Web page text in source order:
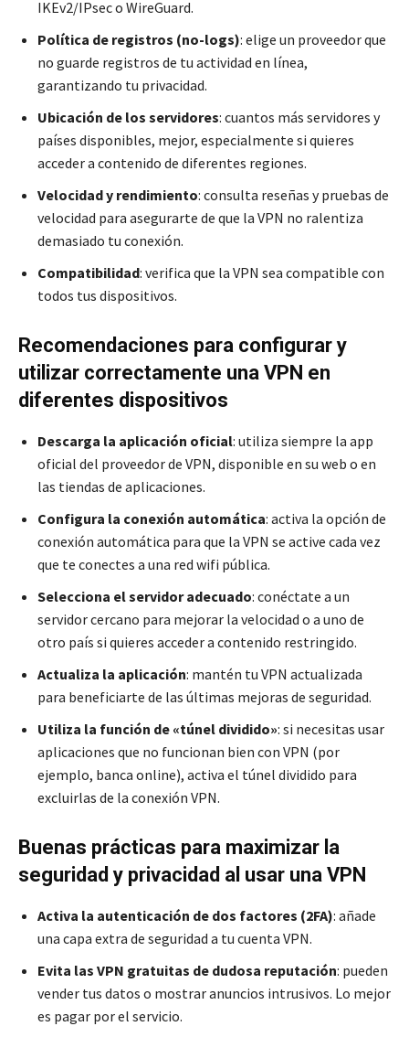
IKEv2/IPsec o WireGuard.
Política de registros (no-logs): elige un proveedor que
no guarde registros de tu actividad en línea,
garantizando tu privacidad.
Ubicación de los servidores: cuantos más servidores y
países disponibles, mejor, especialmente si quieres
acceder a contenido de diferentes regiones.
Velocidad y rendimiento: consulta reseñas y pruebas de
velocidad para asegurarte de que la VPN no ralentiza
demasiado tu conexión.
Compatibilidad: verifica que la VPN sea compatible con
todos tus dispositivos.
Recomendaciones para configurar y
utilizar correctamente una VPN en
diferentes dispositivos
Descarga la aplicación oficial: utiliza siempre la app
oficial del proveedor de VPN, disponible en su web o en
las tiendas de aplicaciones.
Configura la conexión automática: activa la opción de
conexión automática para que la VPN se active cada vez
que te conectes a una red wifi pública.
Selecciona el servidor adecuado: conéctate a un
servidor cercano para mejorar la velocidad o a uno de
otro país si quieres acceder a contenido restringido.
Actualiza la aplicación: mantén tu VPN actualizada
para beneficiarte de las últimas mejoras de seguridad.
Utiliza la función de «túnel dividido»: si necesitas usar
aplicaciones que no funcionan bien con VPN (por
ejemplo, banca online), activa el túnel dividido para
excluirlas de la conexión VPN.
Buenas prácticas para maximizar la
seguridad y privacidad al usar una VPN
Activa la autenticación de dos factores (2FA): añade
una capa extra de seguridad a tu cuenta VPN.
Evita las VPN gratuitas de dudosa reputación: pueden
vender tus datos o mostrar anuncios intrusivos. Lo mejor
es pagar por el servicio.